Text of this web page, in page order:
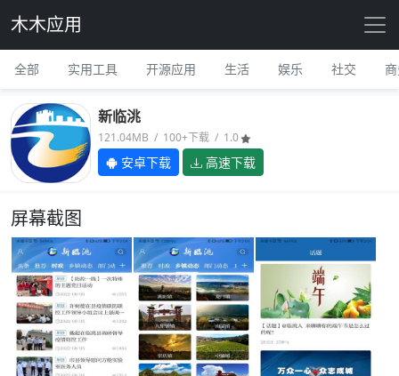
木木应用
全部 实用工具 开源应用 生活 娱乐 社交
新临洮
121.04MB / 100+下载 / 1.0
安卓下载 高速下载
屏幕截图